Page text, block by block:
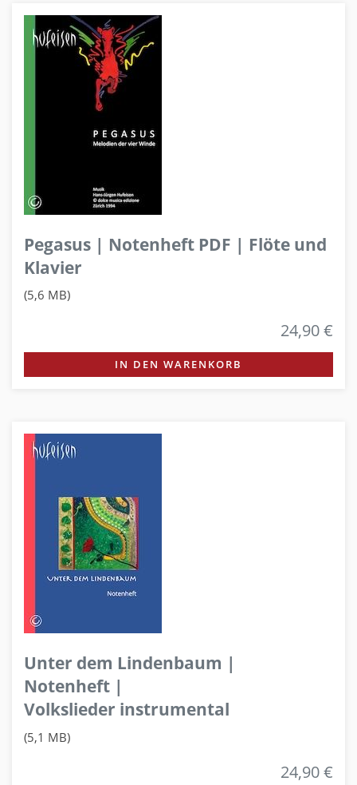
Pegasus | Notenheft PDF | Flöte und
Klavier
(5,6 MB)
24,90 €
IN DEN WARENKORB
Unter dem Lindenbaum |
Notenheft |
Volkslieder instrumental
(5,1 MB)
24,90 €